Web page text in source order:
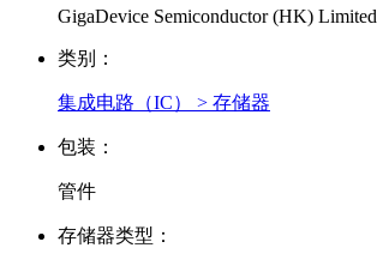
GigaDevice Semiconductor (HK) Limited
类别：
集成电路（IC） > 存储器
包装：
管件
存储器类型：